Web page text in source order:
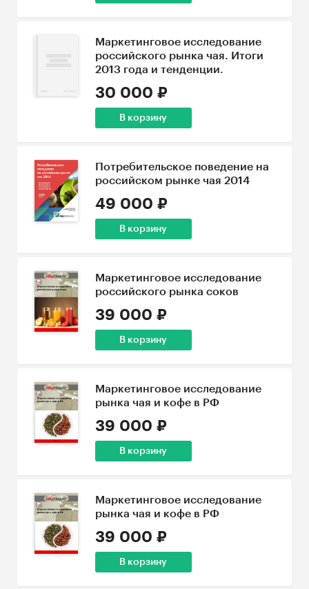
Маркетинговое исследование
российского рынка чая. Итоги
2013 года и тенденции.
30 000 ₽
В корзину
Потребительское поведение на
российском рынке чая 2014
49 000 ₽
В корзину
Маркетинговое исследование
российского рынка соков
39 000 ₽
В корзину
Маркетинговое исследование
рынка чая и кофе в РФ
39 000 ₽
В корзину
Маркетинговое исследование
рынка чая и кофе в РФ
39 000 ₽
В корзину